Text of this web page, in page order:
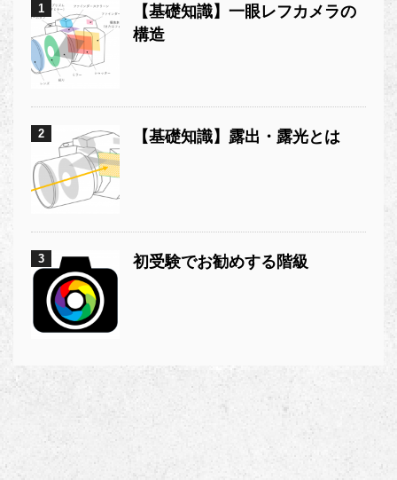
1
【基礎知識】一眼レフカメラの
構造
2 【基礎知識】露出・露光とは
3 初受験でお勧めする階級